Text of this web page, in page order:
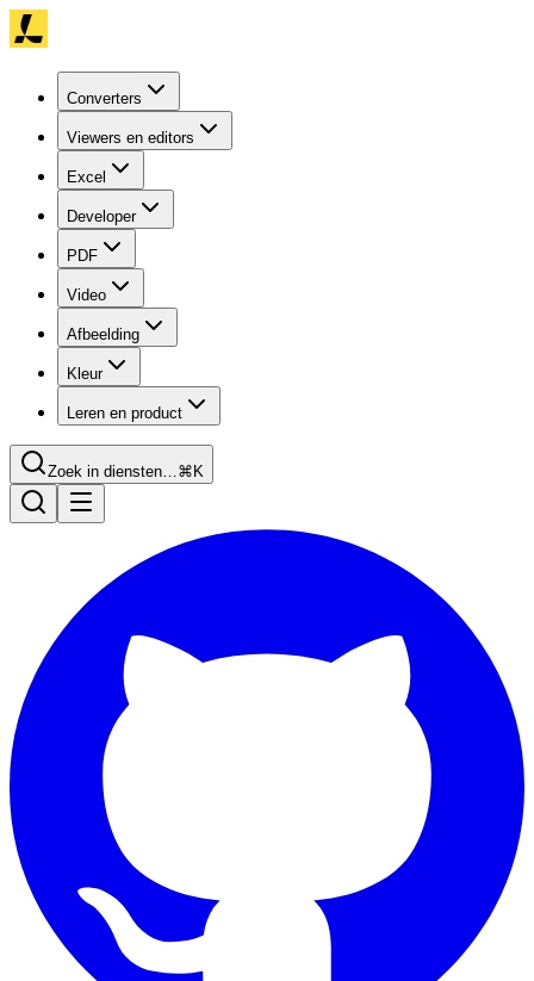
Converters
Viewers en editors
Excel
Developer
PDF
Video
Afbeelding
Kleur
Leren en product
Zoek in diensten…⌘K